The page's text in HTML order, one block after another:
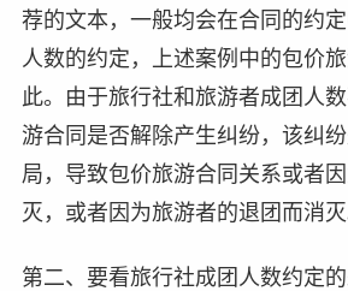
荐的文本，一般均会在合同的约
人数的约定，上述案例中的包价
此。由于旅行社和旅游者成团人
游合同是否解除产生纠纷，该纠
局，导致包价旅游合同关系或者
灭，或者因为旅游者的退团而消灭
第二、要看旅行社成团人数约定